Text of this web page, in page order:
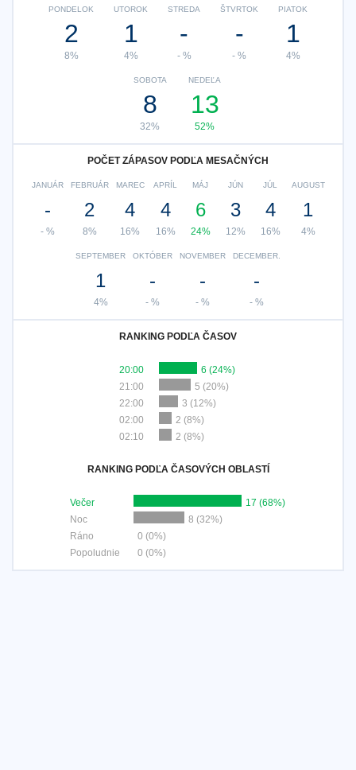
PONDELOK
2
8%
UTOROK
1
4%
STREDA
-
- %
ŠTVRTOK
-
- %
PIATOK
1
4%
SOBOTA
8
32%
NEDEĽA
13
52%
POČET ZÁPASOV PODĽA MESAČNÝCH
JANUÁR
-
- %
FEBRUÁR
2
8%
MAREC
4
16%
APRÍL
4
16%
MÁJ
6
24%
JÚN
3
12%
JÚL
4
16%
AUGUST
1
4%
SEPTEMBER
1
4%
OKTÓBER
-
- %
NOVEMBER
-
- %
DECEMBER.
-
- %
RANKING PODĽA ČASOV
20:00
6 (24%)
21:00
5 (20%)
22:00
3 (12%)
02:00
2 (8%)
02:10
2 (8%)
RANKING PODĽA ČASOVÝCH OBLASTÍ
Večer
17 (68%)
Noc
8 (32%)
Ráno
0 (0%)
Popoludnie
0 (0%)